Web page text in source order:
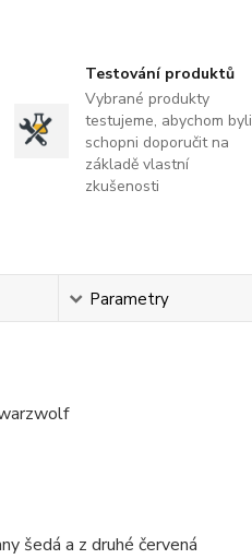
Testování produktů
Vybrané produkty
testujeme, abychom byli
schopni doporučit na
základě vlastní
zkušenosti
Parametry
šedá a z druhé červená